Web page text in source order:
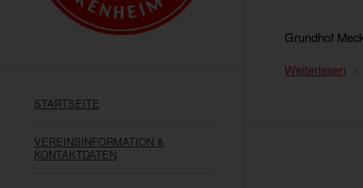
STARTSEITE
VEREINSINFORMATION &
KONTAKTDATEN
Grundhof
Weiterlesen